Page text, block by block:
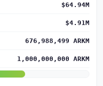
$64.94M
$4.91M
676,988,499 ARKM
1,000,000,000 ARKM